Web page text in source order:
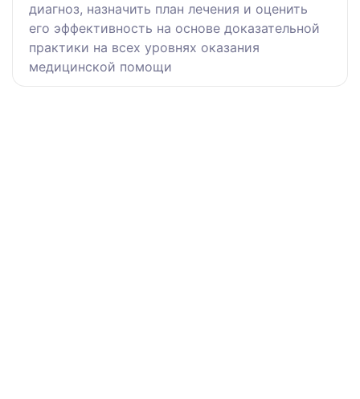
диагноз, назначить план лечения и оценить
его эффективность на основе доказательной
практики на всех уровнях оказания
медицинской помощи